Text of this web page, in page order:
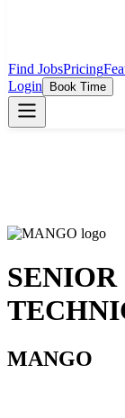
Find JobsPricing
Login
Book Time
MANGO